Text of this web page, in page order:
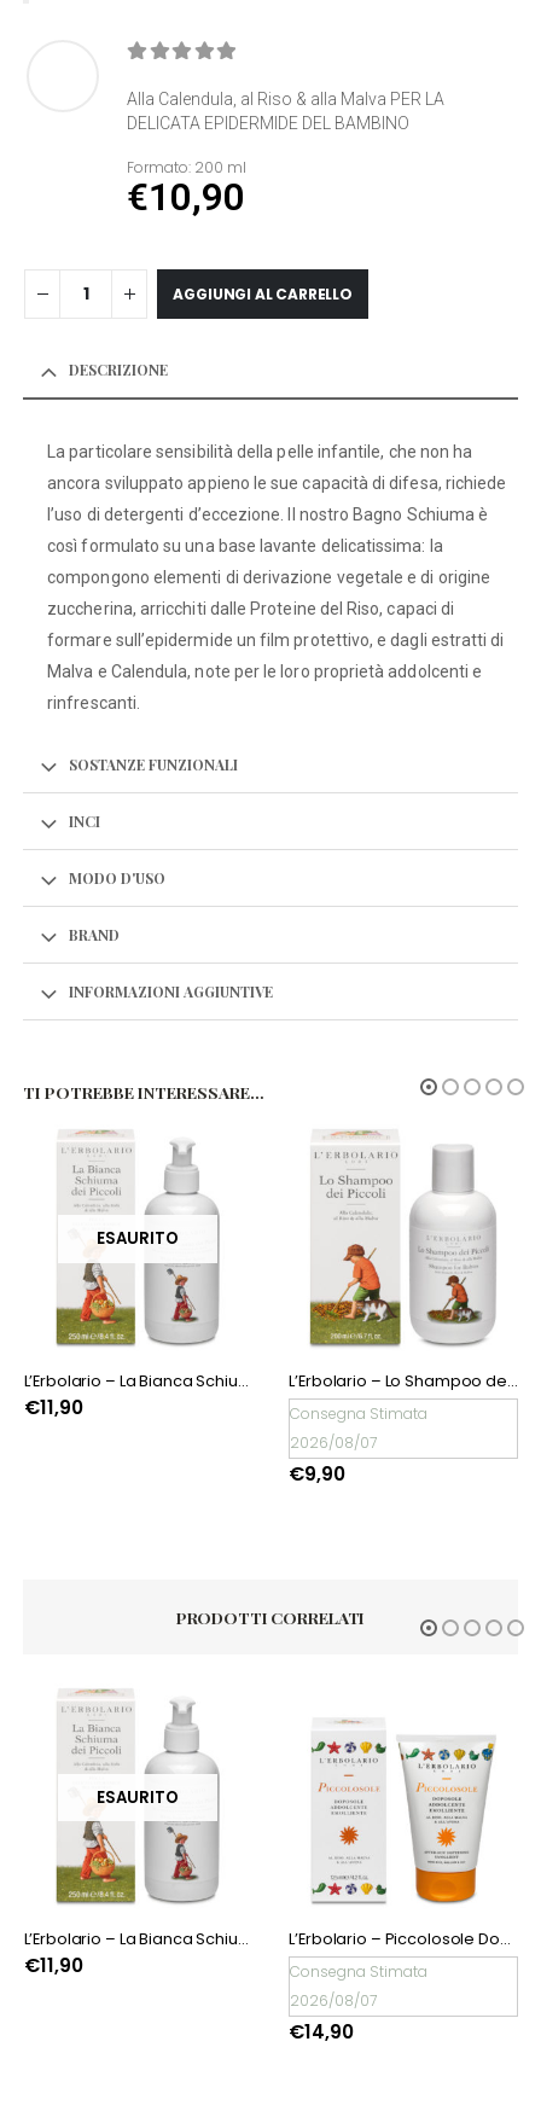
Alla Calendula, al Riso & alla Malva PER LA
DELICATA EPIDERMIDE DEL BAMBINO
Formato: 200 ml
€10,90
AGGIUNGI AL CARRELLO
DESCRIZIONE
La particolare sensibilità della pelle infantile, che non ha
ancora sviluppato appieno le sue capacità di difesa, richiede
l’uso di detergenti d’eccezione. Il nostro Bagno Schiuma è
così formulato su una base lavante delicatissima: la
compongono elementi di derivazione vegetale e di origine
zuccherina, arricchiti dalle Proteine del Riso, capaci di
formare sull’epidermide un film protettivo, e dagli estratti di
Malva e Calendula, note per le loro proprietà addolcenti e
rinfrescanti.
SOSTANZE FUNZIONALI
INCI
MODO D'USO
BRAND
INFORMAZIONI AGGIUNTIVE
TI POTREBBE INTERESSARE…
Consegna Stimata
ESAURITO
€6,90
PRODOTTI CORRELATI
L’Erbolario – La Bianca Schiuma dei Piccoli
L’Erbolario – Piccolosole Doposole
Consegna Stimata
2026/08/07
€